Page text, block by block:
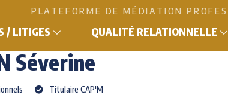
PLATEFORME DE MÉDIATION
/ LITIGES QUALITÉ RELATIONNELLE
Séverine
Titulaire CAP'M